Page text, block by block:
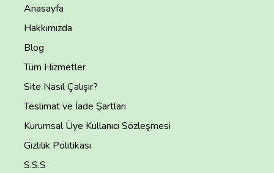
Anasayfa
Hakkımızda
Blog
Tüm Hizmetler
Site Nasıl Çalışır?
Teslimat ve İade Şartları
Kurumsal Üye Kullanıcı Sözleşmesi
Gizlilik Politikası
S.S.S